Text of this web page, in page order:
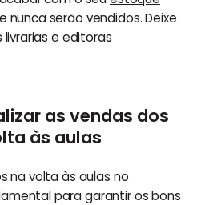
nunca serão vendidos. Deixe
e editoras
as vendas dos
às aulas
na volta às aulas no
para garantir os bons